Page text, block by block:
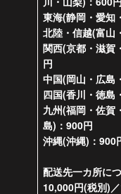
東海(静岡・愛知
北陸・信越(富
関西(京都・滋賀
円
中国(岡山・広島
四国(香川・徳島
九州(福岡・佐
島)：900円
沖縄(沖縄)：900
配送先一カ所に
10,000円(税別)